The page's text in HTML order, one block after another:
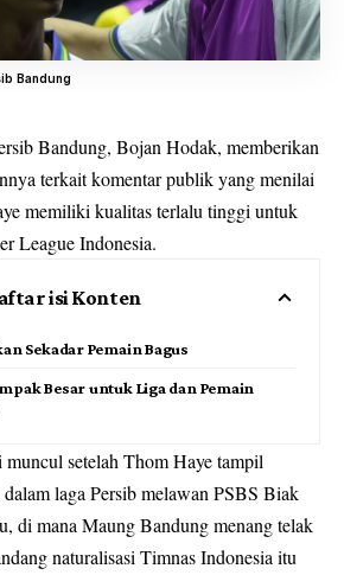
Bandung
Bandung, Bojan Hodak, memberikan
terkait komentar publik yang menilai
memiliki kualitas terlalu tinggi untuk
League Indonesia.
isi Konten
Sekadar Pemain Bagus
Besar untuk Liga dan Pemain
setelah Thom Haye tampil
laga Persib melawan PSBS Biak
di mana Maung Bandung menang telak
naturalisasi Timnas Indonesia itu